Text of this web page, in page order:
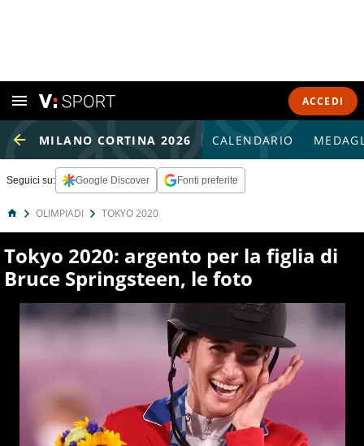
ACCEDI
MILANO CORTINA 2026 CALENDARIO
Seguici su: Google Discover Fonti preferite
OLIMPIADI TOKYO 2020
Tokyo 2020: argento per la figlia di
Bruce Springsteen, le foto